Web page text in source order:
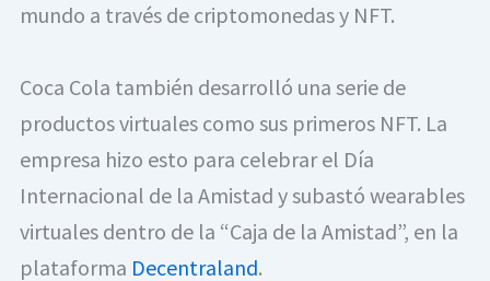
mundo a través de criptomonedas y NFT.
Coca Cola también desarrolló una serie de
productos virtuales como sus primeros NFT. La
empresa hizo esto para celebrar el Día
Internacional de la Amistad y subastó wearables
virtuales dentro de la “Caja de la Amistad”, en la
plataforma Decentraland.